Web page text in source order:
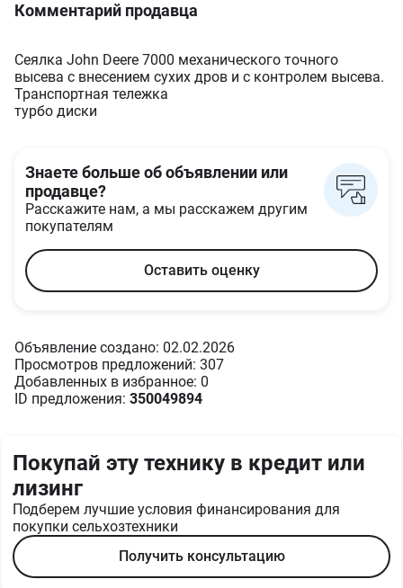
Комментарий продавца
Сеялка John Deere 7000 механического точного
высева с внесением сухих дров и с контролем высева.
Транспортная тележка
турбо диски
Знаете больше об объявлении или
продавце?
Расскажите нам, а мы расскажем другим
покупателям
Оставить оценку
Объявление создано: 02.02.2026
Просмотров предложений: 307
Добавленных в избранное: 0
ID предложения: 350049894
Покупай эту технику в кредит или
лизинг
Подберем лучшие условия финансирования для
покупки сельхозтехники
Получить консультацию